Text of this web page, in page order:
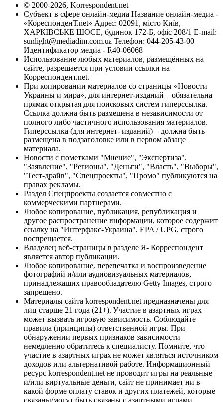
© 2000-2026, Korrespondent.net
Субъект в сфере онлайн-медиа Название онлайн-медиа -
«КореспонденТ.net» Адрес: 02091, місто Київ,
ХАРКІВСЬКЕ ШОСЕ, будинок 172-Б, офіс 208/1 E-mail:
sunlight@mediadim.com.ua Телефон: 044-205-43-00
Идентификатор медиа - R40-06068
Использование любых материалов, размещённых на
сайте, разрешается при условии ссылки на
Корреспондент.net.
При копировании материалов со страницы «Новости
Украины и мира», для интернет-изданий – обязательна
прямая открытая для поисковых систем гиперссылка.
Ссылка должна быть размещена в независимости от
полного либо частичного использования материалов.
Гиперссылка (для интернет- изданий) – должна быть
размещена в подзаголовке или в первом абзаце
материала.
Новости с пометками "Мнение", "Экспертиза",
"Заявление", "Регионы", "Деньги", "Власть", "Выборы",
"Тест-драйв", "Спецпроекты", "Промо" публикуются на
правах рекламы.
Раздел Спецпроекты создается совместно с
коммерческими партнерами.
Любое копирование, публикация, републикация и
другое распространение информации, которое содержит
ссылку на "Интерфакс-Украина", EPA / UPG, строго
воспрещается.
Владелец веб-страницы в разделе Я- Корреспондент
является автор публикации.
Любое копирование, перепечатка и воспроизведение
фотографий и/или аудиовизуальных материалов,
принадлежащих правообладателю Getty Images, строго
запрещено.
Материалы сайта korrespondent.net предназначены для
лиц старше 21 года (21+). Участие в азартных играх
может вызвать игровую зависимость. Соблюдайте
правила (принципы) ответственной игры. При
обнаружении первых признаков зависимости
немедленно обратитесь к специалисту. Помните, что
участие в азартных играх не может являться источником
доходов или альтернативой работе. Информационный
ресурс korrespondent.net не проводит игры на реальные
и/или виртуальные деньги, сайт не принимает ни в
какой форме оплату ставок и других платежей, которые
связаны/могут быть связаны с азартными играми,